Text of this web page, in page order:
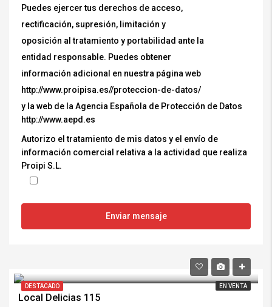
Puedes ejercer tus derechos de acceso,
rectificación, supresión, limitación y
oposición al tratamiento y portabilidad ante la
entidad responsable. Puedes obtener
información adicional en nuestra página web
http://www.proipisa.es//proteccion-de-datos/
y la web de la Agencia Española de Protección de Datos
http://www.aepd.es
Autorizo el tratamiento de mis datos y el envío de
información comercial relativa a la actividad que realiza
Proipi S.L.
DESTACADO EN VENTA
Local Delicias 115